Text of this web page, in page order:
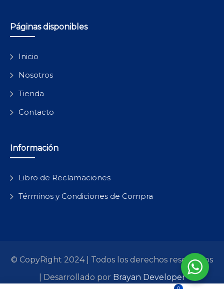
Páginas disponibles
Inicio
Nosotros
Tienda
Contacto
Información
Libro de Reclamaciones
Términos y Condiciones de Compra
© CopyRight 2024 | Todos los derechos reservados
| Desarrollado por Brayan Developer